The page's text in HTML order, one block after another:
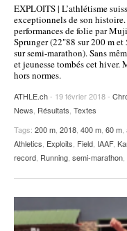
POURQUOI
ATHLE.CH RÉGIONS |
HIGHLIGHTS
LIVRES
EXPLOITS | L’athlétisme
exceptionnels de son
performances de folie par
Sprunger (22"88 sur 200 m
sur semi-marathon). Sans
et jeunesse tombés cet hiver.
hors normes.
ATHLE.ch- 19 février 2018 -
News Résultats Textes
Tags: 200 m 2018 400 m 60 m
Athletics Exploits Field IAAF,
record Running semi-marathon